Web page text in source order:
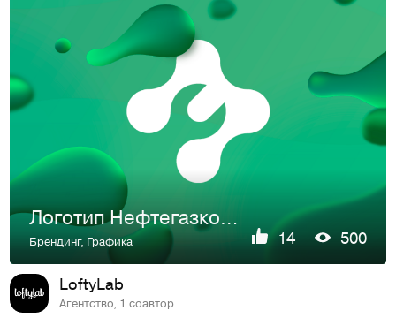
Логотип Нефтегазкомплект
Брендинг, Графика 14 500
LoftyLab
Агентство, 1 соавтор